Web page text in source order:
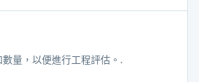
量，以便進行工程評估。.